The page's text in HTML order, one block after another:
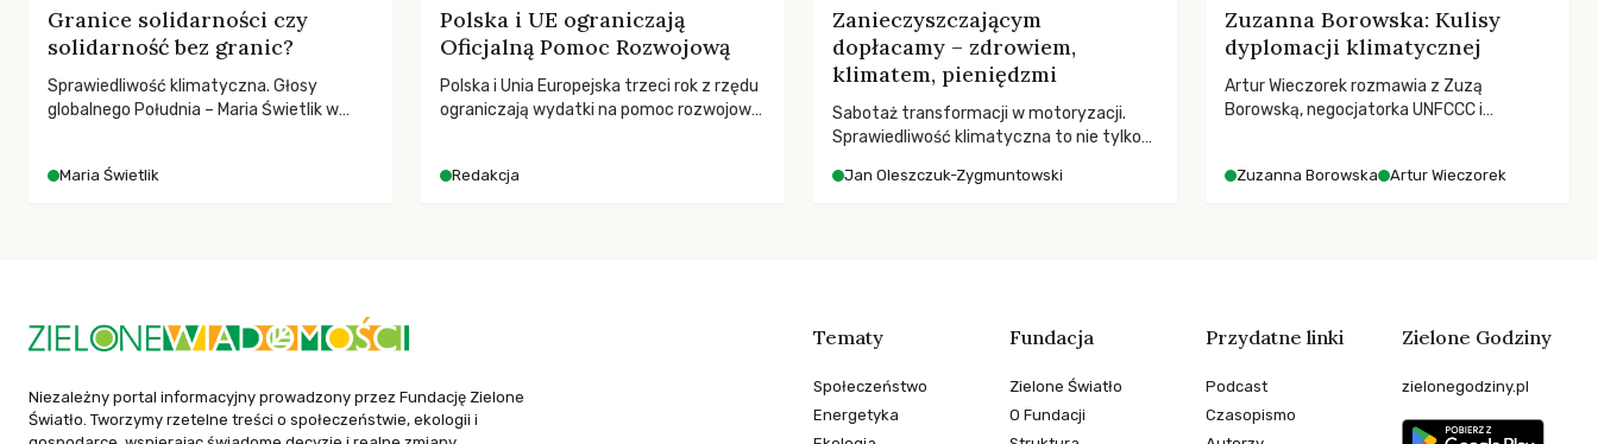
Granice solidarności czy
solidarność bez granic?
Sprawiedliwość klimatyczna. Głosy
globalnego Południa – Maria Świetlik w
Maria Świetlik
Polska i UE ograniczają
Oficjalną Pomoc Rozwojową
Polska i Unia Europejska trzeci rok z rzędu
ograniczają wydatki na pomoc rozwojową
dla krajów najbardziej potrzebujących, a
Redakcja
Zanieczyszczającym
dopłacamy – zdrowiem,
klimatem, pieniędzmi
Sabotaż transformacji w motoryzacji.
Sprawiedliwość klimatyczna to nie tylko
ponosi konsekwencje globalnego
Jan Oleszczuk-Zygmuntowski
Zuzanna Borowska: Kulisy
dyplomacji klimatycznej
Artur Wieczorek rozmawia z Zuzą
Borowską, negocjatorka UNFCCC i
ruchach klimatycznych
Zuzanna Borowska Artur Wieczorek
Niezależny portal informacyjny prowadzony przez Fundację Zielone
Światło. Tworzymy rzetelne treści o społeczeństwie, ekologii i
Tematy
Społeczeństwo
Energetyka
Fundacja
Zielone Światło
O Fundacji
Przydatne linki
Podcast
Czasopismo
Zielone Godziny
zielonegodziny.pl